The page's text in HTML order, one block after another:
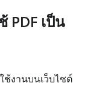
PDF เป็น
ช้งานบนเว็บไซต์